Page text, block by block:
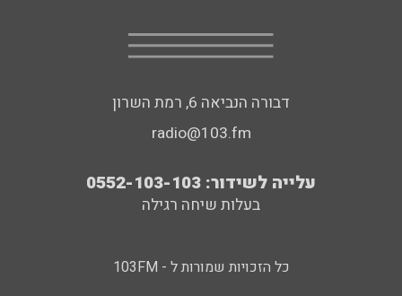
דבורה הנביאה 6, רמת השרון
radio@103.fm
עלייה לשידור: 0552-103-103
בעלות שיחה רגילה
כל הזכויות שמורות ל - 103FM